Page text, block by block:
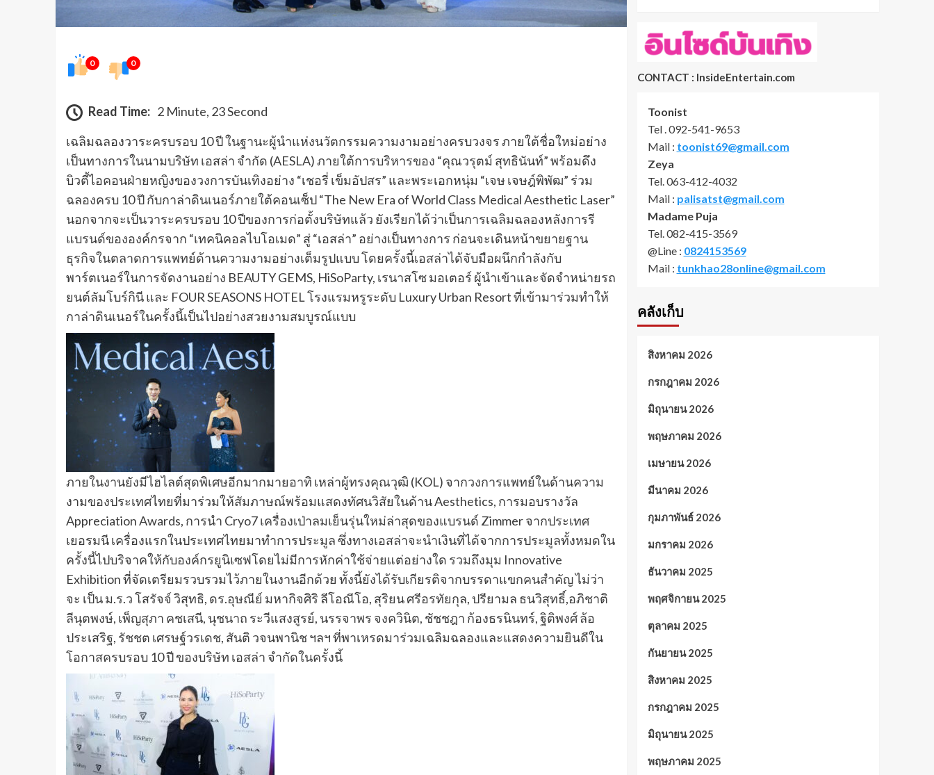
0 0
Read Time: 2 Minute, 23 Second
​เฉลิมฉลองวาระครบรอบ 10 ปี ในฐานะผู้นําแห่งนวัตกรรมความงามอย่างครบวงจร ภายใต้ชื่อใหม่อย่าง
เป็นทางการในนามบริษัท เอสล่า จํากัด (AESLA) ภายใต้การบริหารของ “คุณวรุตม์ สุทธินันท์” พร้อมดึง
บิวตี้ไอคอนฝ่ายหญิงของวงการบันเทิงอย่าง “เชอรี่ เข็มอัปสร” และพระเอกหนุ่ม “เจษ เจษฎ์พิพัฒ” ร่วม
ฉลองครบ 10 ปี กับกาล่าดินเนอร์ภายใต้คอนเซ็ป “The New Era of World Class Medical Aesthetic Laser”
นอกจากจะเป็นวาระครบรอบ 10 ปีของการก่อตั้งบริษัทแล้ว ยังเรียกได้ว่าเป็นการเฉลิมฉลองหลังการรี
แบรนด์ขององค์กรจาก “เทคนิคอลไบโอเมด” สู่ “เอสล่า” อย่างเป็นทางการ ก่อนจะเดินหน้าขยายฐาน
ธุรกิจในตลาดการแพทย์ด้านความงามอย่างเต็มรูปแบบ โดยครั้งนี้เอสล่าได้จับมือผนึกกําลังกับ
พาร์ตเนอร์ในการจัดงานอย่าง BEAUTY GEMS, HiSoParty, เรนาสโซ มอเตอร์ ผู้นำเข้าและจัดจำหน่ายรถ
ยนต์ลัมโบร์กินี และ FOUR SEASONS HOTEL โรงแรมหรูระดับ Luxury Urban Resort ที่เข้ามาร่วมทําให้
กาล่าดินเนอร์ในครั้งนี้เป็นไปอย่างสวยงามสมบูรณ์แบบ
ภายในงานยังมีไฮไลต์สุดพิเศษอีกมากมายอาทิ เหล่าผู้ทรงคุณวุฒิ (KOL) จากวงการแพทย์ในด้านความ
งามของประเทศไทยที่มาร่วมให้สัมภาษณ์พร้อมแสดงทัศนวิสัยในด้าน Aesthetics, การมอบรางวัล
Appreciation Awards, การนํา Cryo7 เครื่องเป่าลมเย็นรุ่นใหม่ล่าสุดของแบรนด์ Zimmer จากประเทศ
เยอรมนี เครื่องแรกในประเทศไทยมาทําการประมูล ซึ่งทางเอสล่าจะนําเงินที่ได้จากการประมูลทั้งหมดใน
ครั้งนี้ไปบริจาคให้กับองค์กรยูนิเซฟโดยไม่มีการหักค่าใช้จ่ายแต่อย่างใด รวมถึงมุม Innovative
Exhibition ที่จัดเตรียมรวบรวมไว้ภายในงานอีกด้วย ทั้งนี้ยังได้รับเกียรติจากบรรดาแขกคนสําคัญ ไม่ว่า
จะ เป็น ม.ร.ว โสรัจจ์ วิสุทธิ, ดร.อุษณีย์ มหากิจศิริ ลีโอณีโอ, สุริยน ศรีอรทัยกุล, ปรียามล ธนวิสุทธิ์,อภิชาติ
ลีนุตพงษ์, เพ็ญสุภา คชเสนี, นุชนาถ ระวีแสงสูรย์, นรรจาพร จงควินิต, ชัชชฎา ก้องธรนินทร์, ฐิติพงศ์ ล้อ
ประเสริฐ, รัชชต เศรษฐ์วรเดช, สันติ วจนพานิช ฯลฯ ที่พาเหรดมาร่วมเฉลิมฉลองและแสดงความยินดีใน
โอกาสครบรอบ 10 ปี ของบริษัท เอสล่า จํากัดในครั้งนี้
CONTACT : InsideEntertain.com
Toonist
Tel . 092-541-9653
Mail : toonist69@gmail.com
Zeya
Tel. 063-412-4032
Mail : palisatst@gmail.com
Madame Puja
Tel. 082-415-3569
@Line : 0824153569
Mail : tunkhao28online@gmail.com
คลังเก็บ
สิงหาคม 2026
กรกฎาคม 2026
มิถุนายน 2026
พฤษภาคม 2026
เมษายน 2026
มีนาคม 2026
กุมภาพันธ์ 2026
มกราคม 2026
ธันวาคม 2025
พฤศจิกายน 2025
ตุลาคม 2025
กันยายน 2025
สิงหาคม 2025
กรกฎาคม 2025
มิถุนายน 2025
พฤษภาคม 2025